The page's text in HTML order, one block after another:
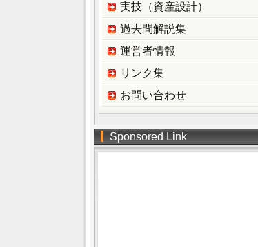
実技（資産設計）
過去問解説集
運営者情報
リンク集
お問い合わせ
Sponsored Link